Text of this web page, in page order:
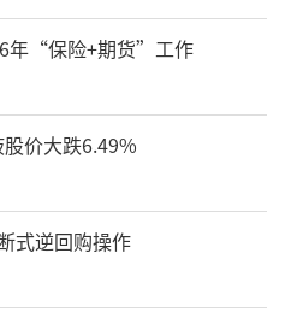
年“保险+期货”工作
价大跌6.49%
式逆回购操作